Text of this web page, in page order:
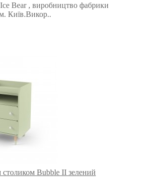
Bear , виробництво фабрики
Київ.Викор..
Bubble II зелений